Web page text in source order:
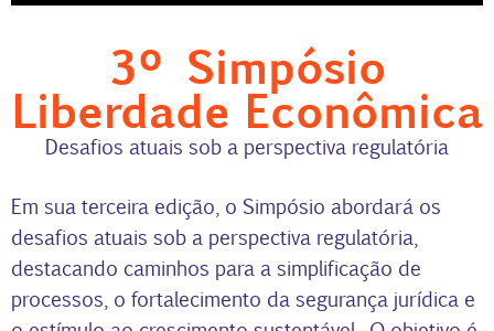
3º Simpósio
Liberdade Econômica
Desafios atuais sob a perspectiva regulatória
Em sua terceira edição, o Simpósio abordará os
desafios atuais sob a perspectiva regulatória,
destacando caminhos para a simplificação de
processos, o fortalecimento da segurança jurídica e